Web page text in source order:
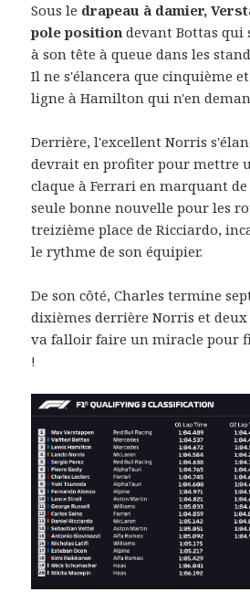
Sous le drapeau à damier,
pole positiondevant Bottas qui
à son tête à queue dans les
Il ne s'élancera que cinquième
ligne à Hamilton qui n'en
Derrière, l'excellent Norris
devrait en profiter pour mettre
claque à Ferrari en marquant
seule bonne nouvelle pour les
treizième place de Ricciardo,
le rythme de son équipier.
De son côté, Charles termine
dixièmes derrière Norris et deux
va falloir faire un miracle pour
!